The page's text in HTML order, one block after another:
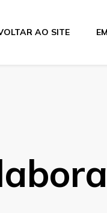
AO SITE